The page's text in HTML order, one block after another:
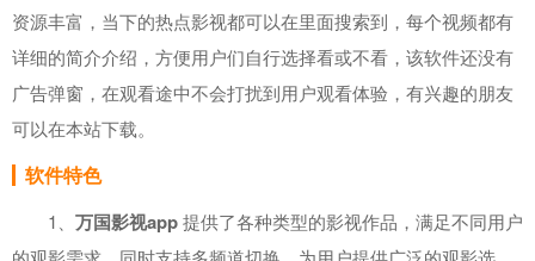
资源丰富，当下的热点影视都可以在里面搜索到，每个视频都有
详细的简介介绍，方便用户们自行选择看或不看，该软件还没有
广告弹窗，在观看途中不会打扰到用户观看体验，有兴趣的朋友
可以在本站下载。
软件特色
1、 万国影视app提供了各种类型的影视作品，满足不同用户